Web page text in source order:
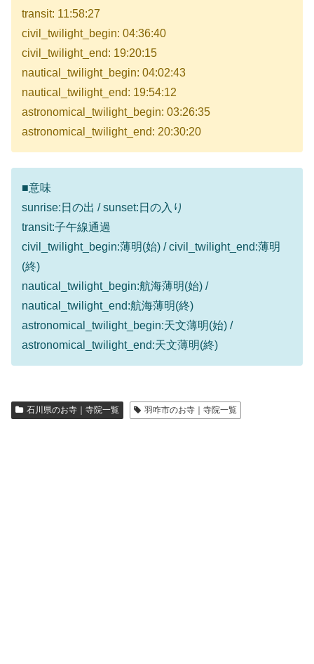
transit: 11:58:27
civil_twilight_begin: 04:36:40
civil_twilight_end: 19:20:15
nautical_twilight_begin: 04:02:43
nautical_twilight_end: 19:54:12
astronomical_twilight_begin: 03:26:35
astronomical_twilight_end: 20:30:20
■意味
sunrise:日の出 / sunset:日の入り
transit:子午線通過
civil_twilight_begin:薄明(始) / civil_twilight_end:薄明
(終)
nautical_twilight_begin:航海薄明(始) /
nautical_twilight_end:航海薄明(終)
astronomical_twilight_begin:天文薄明(始) /
astronomical_twilight_end:天文薄明(終)
石川県のお寺｜寺院一覧 羽咋市のお寺｜寺院一覧